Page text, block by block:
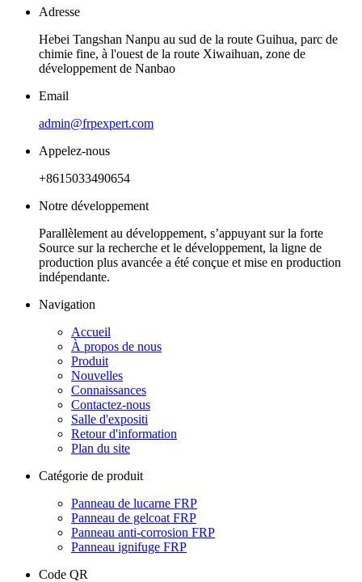
Adresse
Hebei Tangshan Nanpu au sud de la route Guihua, parc de
chimie fine, à l'ouest de la route Xiwaihuan, zone de
développement de Nanbao
Email
admin@frpexpert.com
Appelez-nous
+8615033490654
Notre développement
Parallèlement au développement, s’appuyant sur la forte
Source sur la recherche et le développement, la ligne de
production plus avancée a été conçue et mise en production
indépendante.
Navigation
Accueil
À propos de nous
Produit
Nouvelles
Connaissances
Contactez-nous
Salle d'expositi
Retour d'information
Plan du site
Catégorie de produit
Panneau de lucarne FRP
Panneau de gelcoat FRP
Panneau anti-corrosion FRP
Panneau ignifuge FRP
Code QR